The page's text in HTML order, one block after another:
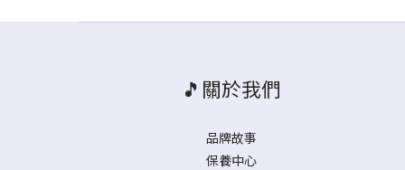
🎵關於我們
品牌故事
保養中心